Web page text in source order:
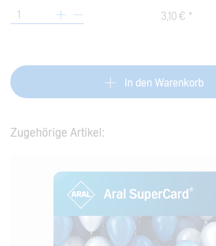
3,10 € *
In den Warenkorb
Zugehörige Artikel: